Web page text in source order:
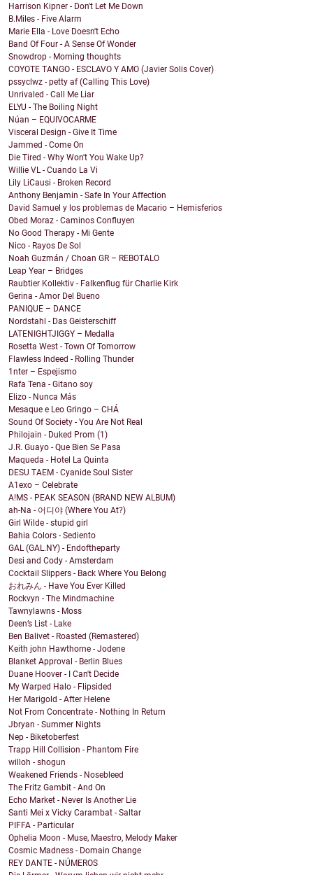
Harrison Kipner - Don't Let Me Down
B.Miles - Five Alarm
Marie Ella - Love Doesn't Echo
Band Of Four - A Sense Of Wonder
Snowdrop - Morning thoughts
COYOTE TANGO - ESCLAVO Y AMO (Javier Solis Cover)
pssyclwz - petty af (Calling This Love)
Unrivaled - Call Me Liar
ELYU - The Boiling Night
Núan – EQUIVOCARME
Visceral Design - Give It Time
Jammed - Come On
Die Tired - Why Won't You Wake Up?
Willie VL - Cuando La Vi
Lily LiCausi - Broken Record
Anthony Benjamin - Safe In Your Affection
David Samuel y los problemas de Macario – Hemisferios
Obed Moraz - Caminos Confluyen
No Good Therapy - Mi Gente
Nico - Rayos De Sol
Noah Guzmán / Choan GR – REBOTALO
Leap Year – Bridges
Raubtier Kollektiv - Falkenflug für Charlie Kirk
Gerina - Amor Del Bueno
PANIQUE – DANCE
Nordstahl - Das Geisterschiff
LATENIGHTJIGGY – Medalla
Rosetta West - Town Of Tomorrow
Flawless Indeed - Rolling Thunder
1nter – Espejismo
Rafa Tena - Gitano soy
Elizo - Nunca Más
Mesaque e Leo Gringo – CHÁ
Sound Of Society - You Are Not Real
Philojain - Duked Prom (1)
J.R. Guayo - Que Bien Se Pasa
Maqueda - Hotel La Quinta
DESU TAEM - Cyanide Soul Sister
A1exo – Celebrate
A!MS - PEAK SEASON (BRAND NEW ALBUM)
ah-Na - 어디야 (Where You At?)
Girl Wilde - stupid girl
Bahia Colors - Sediento
GAL (GAL.NY) - Endoftheparty
Desi and Cody - Amsterdam
Cocktail Slippers - Back Where You Belong
おれみん - Have You Ever Killed
Rockvyn - The Mindmachine
Tawnylawns - Moss
Deen’s List - Lake
Ben Balivet - Roasted (Remastered)
Keith john Hawthorne - Jodene
Blanket Approval - Berlin Blues
Duane Hoover - I Can't Decide
My Warped Halo - Flipsided
Her Marigold - After Helene
Not From Concentrate - Nothing In Return
Jbryan - Summer Nights
Nep - Biketoberfest
Trapp Hill Collision - Phantom Fire
willoh - shogun
Weakened Friends - Nosebleed
The Fritz Gambit - And On
Echo Market - Never Is Another Lie
Santi Mei x Vicky Carambat - Saltar
PIFFA - Particular
Ophelia Moon - Muse, Maestro, Melody Maker
Cosmic Madness - Domain Change
REY DANTE - NÚMEROS